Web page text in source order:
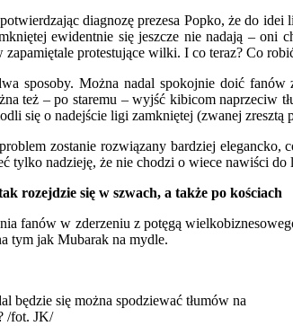
diagnozę prezesa Popko, że do idei
ewidentnie się jeszcze nie nadają – oni
protestujące wilki. I co teraz? Co
Można nadal spokojnie doić fanów z
też – po staremu – wyjść kibicom naprzeciw
się o nadejście ligi zamkniętej (zwanej zresztą
zostanie rozwiązany bardziej elegancko,
tylko nadzieję, że nie chodzi o wiece nawiści
rozejdzie się w szwach, a także po kościach
fanów w zderzeniu z potęgą
tym jak Mubarak na mydle.
będzie się można spodziewać tłumów na
/fot. JK/